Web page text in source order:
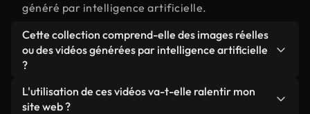
généré par intelligence artificielle.
Cette collection comprend-elle des images réelles
ou des vidéos générées par intelligence artificielle
?
Les deux. Il s'agit d'une bibliothèque hybride
composée de véritables images filmées par des
L'utilisation de ces vidéos va-t-elle ralentir mon
site web ?